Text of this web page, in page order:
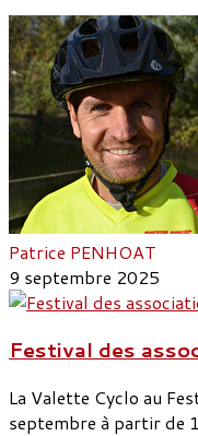
Patrice PENHOAT
9 septembre 2025
Festival des
La Valette Cyclo au
septembre à partir de